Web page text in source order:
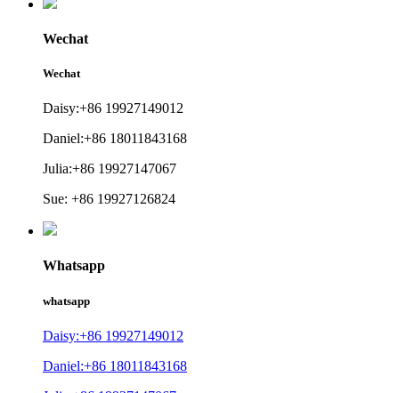
Wechat
Wechat
Daisy:+86 19927149012
Daniel:+86 18011843168
Julia:+86 19927147067
Sue: +86 19927126824
Whatsapp
whatsapp
Daisy:+86 19927149012
Daniel:+86 18011843168